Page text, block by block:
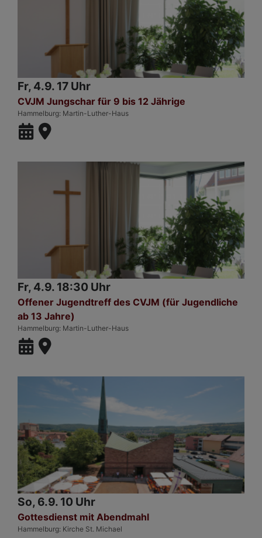
Fr, 4.9. 17 Uhr
CVJM Jungschar für 9 bis 12 Jährige
Hammelburg Martin-Luther-Haus
Fr, 4.9. 18:30 Uhr
Offener Jugendtreff des CVJM (für Jugendliche
ab 13 Jahre)
Hammelburg Martin-Luther-Haus
So, 6.9. 10 Uhr
Gottesdienst mit Abendmahl
Hammelburg Kirche St. Michael